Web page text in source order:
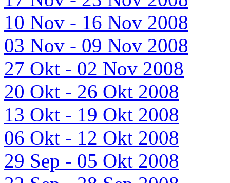
10 Nov - 16 Nov 2008
03 Nov - 09 Nov 2008
27 Okt - 02 Nov 2008
20 Okt - 26 Okt 2008
13 Okt - 19 Okt 2008
06 Okt - 12 Okt 2008
29 Sep - 05 Okt 2008